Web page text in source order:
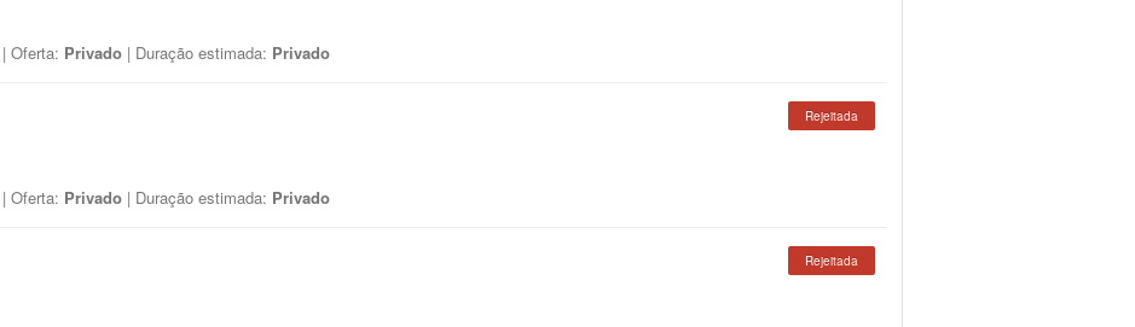
| Oferta: Privado | Duração estimada: Privado
Rejeitada
| Oferta: Privado | Duração estimada: Privado
Rejeitada